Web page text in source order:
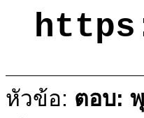
หัวข้อ: ตอบ: